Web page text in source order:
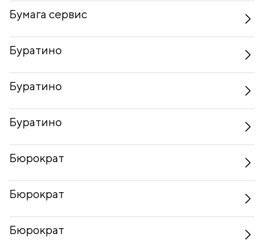
Бумага сервис
Буратино
Буратино
Буратино
Бюрократ
Бюрократ
Бюрократ